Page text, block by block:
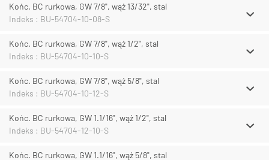
Końc. BC rurkowa, GW 7/8", wąż 13/32", stal
Indeks : BU-54704-10-08-S
Końc. BC rurkowa, GW 7/8", wąż 1/2", stal
Indeks : BU-54704-10-10-S
Końc. BC rurkowa, GW 7/8", wąż 5/8", stal
Indeks : BU-54704-10-12-S
Końc. BC rurkowa, GW 1.1/16", wąż 1/2", stal
Indeks : BU-54704-12-10-S
Końc. BC rurkowa, GW 1.1/16", wąż 5/8", stal